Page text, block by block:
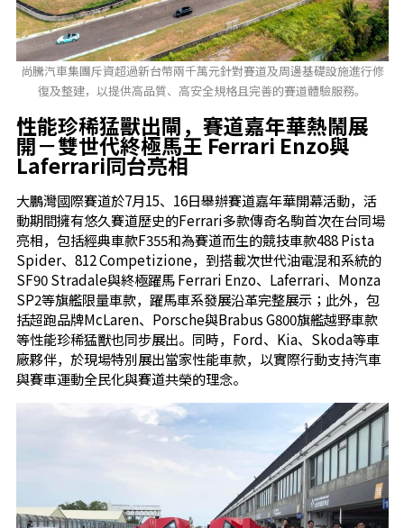
尚騰汽車集團斥資超過新台幣兩千萬元針對賽道及周邊基礎設施進行修
復及整建，以提供高品質、高安全規格且完善的賽道體驗服務。
性能珍稀猛獸出閘，賽道嘉年華熱鬧展
開－雙世代終極馬王 Ferrari Enzo與
Laferrari同台亮相
大鵬灣國際賽道於7月15、16日舉辦賽道嘉年華開幕活動，活
動期間擁有悠久賽道歷史的Ferrari多款傳奇名駒首次在台同場
亮相，包括經典車款F355和為賽道而生的競技車款488 Pista
Spider、812 Competizione，到搭載次世代油電混和系統的
SF90 Stradale與終極躍馬 Ferrari Enzo、Laferrari、Monza
SP2等旗艦限量車款，躍馬車系發展沿革完整展示；此外，包
括超跑品牌McLaren、Porsche與Brabus G800旗艦越野車款
等性能珍稀猛獸也同步展出。同時，Ford、Kia、Skoda等車
廠夥伴，於現場特別展出當家性能車款，以實際行動支持汽車
與賽車運動全民化與賽道共榮的理念。